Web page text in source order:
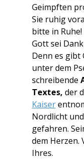
Geimpften
Sie ruhig
bitte in Ruhe!
Gott sei
Denn es gibt
unter dem
schreibende
Textes, der
Kaiser
Nordlicht
gefahren.
dem Herzen.
Ihres.